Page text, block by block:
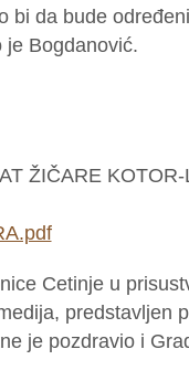
bi da bude
je Bogdanović.
ŽIČARE
Cetinje u
predstavljen
je pozdravio i